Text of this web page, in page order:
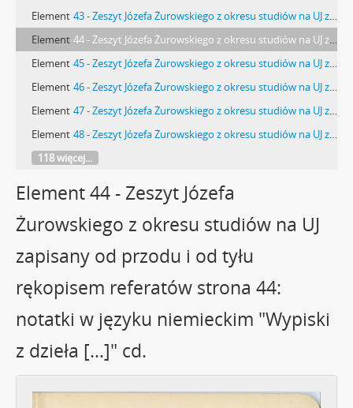
Element 43 - Zeszyt Józefa Żurowskiego z okresu studiów na UJ zapisany od przodu i od tyłu rękopisem referatów strona 43: notatki w języku niemieckim "Wypiski z dzieła […]" cd.
Element 44 - Zeszyt Józefa Żurowskiego z okresu studiów na UJ zapisany od przodu i od tyłu rękopisem referatów strona 44: notatki w języku niemieckim "Wypiski z dzieła […]" cd.
Element 45 - Zeszyt Józefa Żurowskiego z okresu studiów na UJ zapisany od przodu i od tyłu rękopisem referatów strona 45: notatki w języku niemieckim "Wypiski z dzieła […]" cd.
Element 46 - Zeszyt Józefa Żurowskiego z okresu studiów na UJ zapisany od przodu i od tyłu rękopisem referatów strona 46: notatki w języku niemieckim "Wypiski z dzieła […]" cd.
Element 47 - Zeszyt Józefa Żurowskiego z okresu studiów na UJ zapisany od przodu i od tyłu rękopisem referatów strona 47: notatki w języku niemieckim "Wypiski z dzieła […]" cd.
Element 48 - Zeszyt Józefa Żurowskiego z okresu studiów na UJ zapisany od przodu i od tyłu rękopisem referatów strona 48: notatki w języku niemieckim "Wypiski z dzieła […]" cd.
118 więcej...
Element 44 - Zeszyt Józefa
Żurowskiego z okresu studiów na UJ
zapisany od przodu i od tyłu
rękopisem referatów strona 44:
notatki w języku niemieckim "Wypiski
z dzieła […]" cd.